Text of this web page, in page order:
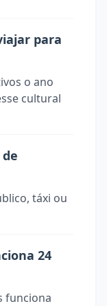
para
o ano
cultural
táxi ou
24
funciona